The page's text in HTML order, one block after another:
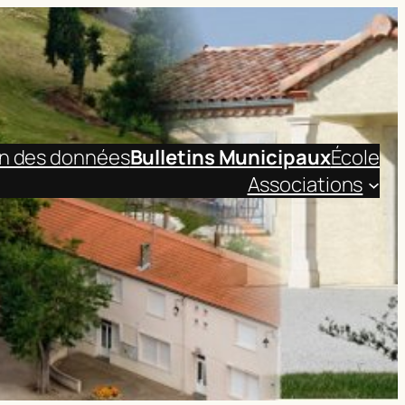
des donnéesBulletins MunicipauxÉcole
Associations